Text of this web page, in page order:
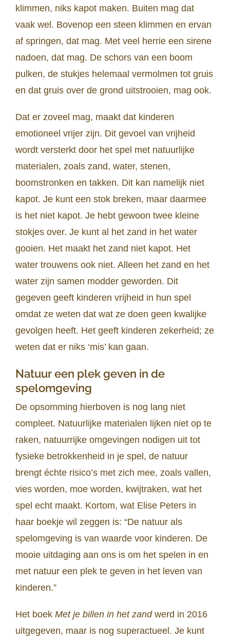
klimmen, niks kapot maken. Buiten mag dat
vaak wel. Bovenop een steen klimmen en ervan
af springen, dat mag. Met veel herrie een sirene
nadoen, dat mag. De schors van een boom
pulken, de stukjes helemaal vermolmen tot gruis
en dat gruis over de grond uitstrooien, mag ook.
Dat er zoveel mag, maakt dat kinderen
emotioneel vrijer zijn. Dit gevoel van vrijheid
wordt versterkt door het spel met natuurlijke
materialen, zoals zand, water, stenen,
boomstronken en takken. Dit kan namelijk niet
kapot. Je kunt een stok breken, maar daarmee
is het niet kapot. Je hebt gewoon twee kleine
stokjes over. Je kunt al het zand in het water
gooien. Het maakt het zand niet kapot. Het
water trouwens ook niet. Alleen het zand en het
water zijn samen modder geworden. Dit
gegeven geeft kinderen vrijheid in hun spel
omdat ze weten dat wat ze doen geen kwalijke
gevolgen heeft. Het geeft kinderen zekerheid; ze
weten dat er niks ‘mis’ kan gaan.
Natuur een plek geven in de
spelomgeving
De opsomming hierboven is nog lang niet
compleet. Natuurlijke materialen lijken niet op te
raken, natuurrijke omgevingen nodigen uit tot
fysieke betrokkenheid in je spel, de natuur
brengt échte risico’s met zich mee, zoals vallen,
vies worden, moe worden, kwijtraken, wat het
spel echt maakt. Kortom, wat Elise Peters in
haar boekje wil zeggen is: “De natuur als
spelomgeving is van waarde voor kinderen. De
mooie uitdaging aan ons is om het spelen in en
met natuur een plek te geven in het leven van
kinderen.”
Het boek Met je billen in het zandwerd in 2016
uitgegeven, maar is nog superactueel. Je kunt